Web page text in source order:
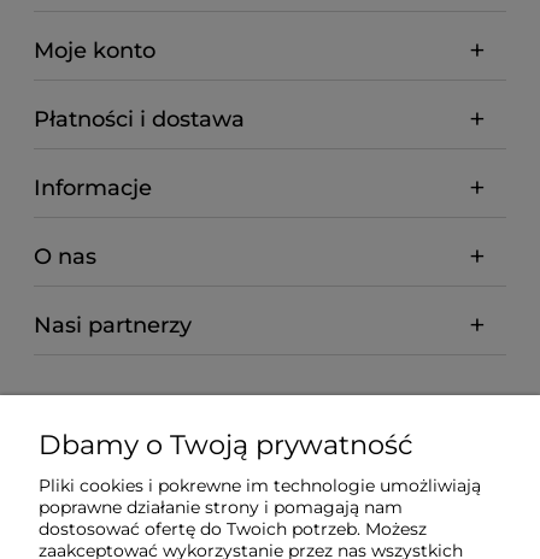
Moje konto
Płatności i dostawa
Informacje
O nas
Nasi partnerzy
Dbamy o Twoją prywatność
Pliki cookies i pokrewne im technologie umożliwiają
poprawne działanie strony i pomagają nam
dostosować ofertę do Twoich potrzeb. Możesz
zaakceptować wykorzystanie przez nas wszystkich